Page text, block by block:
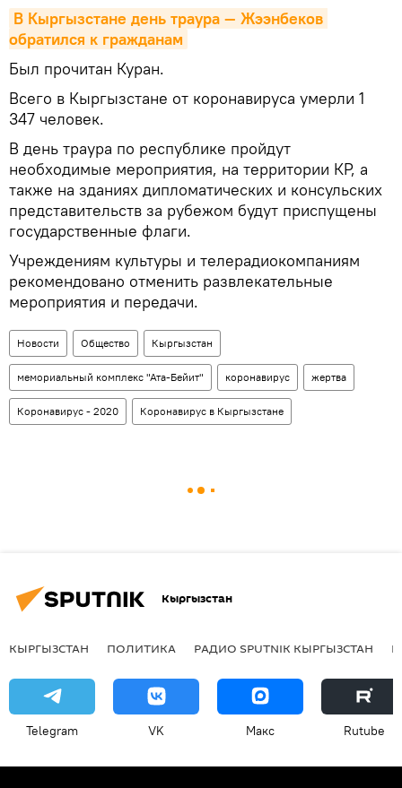
В Кыргызстане день траура — Жээнбеков
обратился к гражданам
Был прочитан Куран.
Всего в Кыргызстане от коронавируса умерли 1
347 человек.
В день траура по республике пройдут
необходимые мероприятия, на территории КР, а
также на зданиях дипломатических и консульских
представительств за рубежом будут приспущены
государственные флаги.
Учреждениям культуры и телерадиокомпаниям
рекомендовано отменить развлекательные
мероприятия и передачи.
Новости Общество Кыргызстан
мемориальный комплекс "Ата-Бейит" коронавирус жертва
Коронавирус - 2020 Коронавирус в Кыргызстане
Кыргызстан
КЫРГЫЗСТАН ПОЛИТИКА РАДИО SPUTNIK КЫРГЫЗСТАН
Telegram VK Макс Rutube